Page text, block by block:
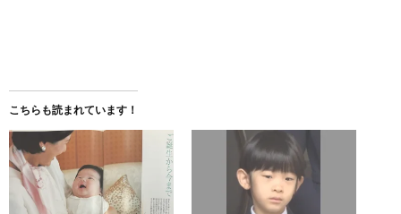
こちらも読まれています！